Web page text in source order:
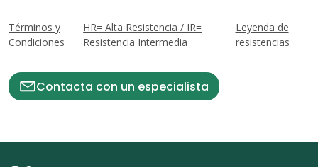
Términos y
Condiciones
HR= Alta Resistencia / IR=
Resistencia Intermedia
Leyenda de
resistencias
Contacta con un especialista